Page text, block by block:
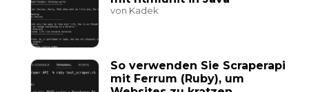
von Kadek
So verwenden Sie Scraperapi
mit Ferrum (Ruby), um